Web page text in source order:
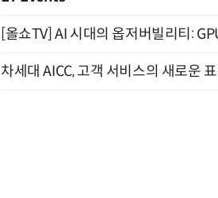
[올쇼TV] AI 시대의 옵저버빌리티:
차세대 AICC, 고객 서비스의 새로운